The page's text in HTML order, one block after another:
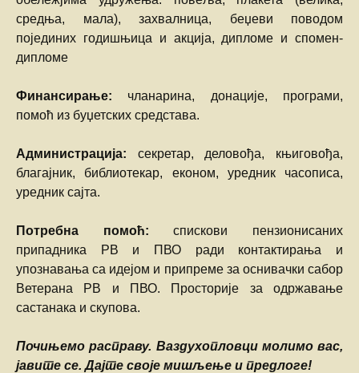
средња, мала), захвалница, беџеви поводом
појединих годишњица и акција, дипломе и спомен-
дипломе
Финансирање: чланарина, донације, програми,
помоћ из буџетских средстава.
Администрација: секретар, деловођа, књиговођа,
благајник, библиотекар, економ, уредник часописа,
уредник сајта.
Потребна помоћ: спискови пензионисаних
припадника РВ и ПВО ради контактирања и
упознавања са идејом и припреме за оснивачки сабор
Ветерана РВ и ПВО. Просторије за одржавање
састанака и скупова.
Почињемо расправу. Ваздухопловци молимо вас,
јавите се. Дајте своје мишљење и предлоге!